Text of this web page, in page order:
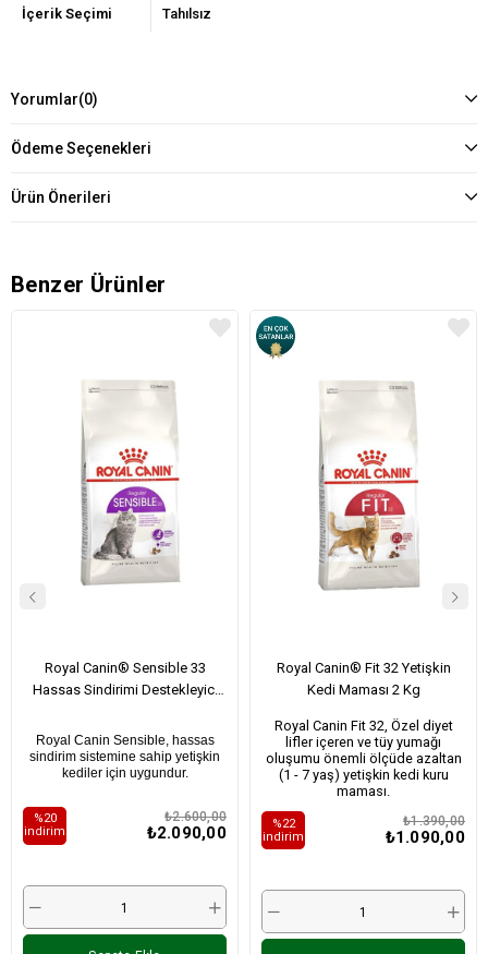
İçerik Seçimi Tahılsız
Yorumlar(0)
Ödeme Seçenekleri
Ürün Önerileri
Benzer Ürünler
Royal Canin® Sensible 33
Hassas Sindirimi Destekleyici
Royal Canin Sensible, hassas
sindirim sistemine sahip yetişkin
kediler için uygundur.
₺2.090,00
₺2.600,00
%20
i̇ndirim
Royal Canin® Fit 32 Yetişkin
Kedi Maması 2 Kg
Royal Canin Fit 32, Özel diyet
lifler içeren ve tüy yumağı
oluşumu önemli ölçüde azaltan
(1 - 7 yaş) yetişkin kedi kuru
maması.
₺1.090,00
₺1.390,00
%22
i̇ndirim